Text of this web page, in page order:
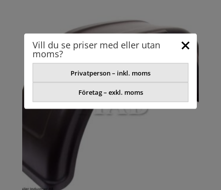
Vill du se priser med eller utan
moms?
Privatperson – inkl. moms
Företag – exkl. moms